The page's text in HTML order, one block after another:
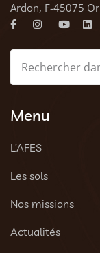
Ardon, F-45075
Menu
L’AFES
Les sols
Nos missions
Actualités